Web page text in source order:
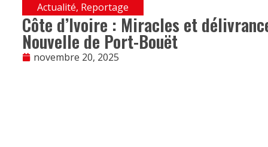
Actualité, Reportage
Côte d’Ivoire : Miracles et
Nouvelle de Port-Bouët
novembre 20, 2025